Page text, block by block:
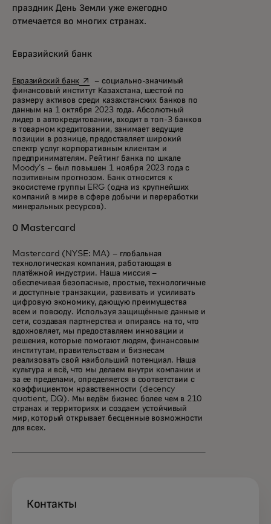
праздник День Земли уже ежегодно
отмечается во многих странах.
Евразийский банк
Евразийский банкopens in a new tab
– социально-значимый
финансовый институт Казахстана, шестой по
размеру активов среди казахстанских банков по
данным на 1 октября 2023 года. Абсолютный
лидер в автокредитовании, входит в топ-3 банков
в товарном кредитовании, занимает ведущие
позиции в рознице, предоставляет широкий
спектр услуг корпоративным клиентам и
предпринимателям. Рейтинг банка по шкале
Moody’s – был повышен 1 ноября 2023 года с
позитивным прогнозом. Банк относится к
экосистеме группы ERG (одна из крупнейших
компаний в мире в сфере добычи и переработки
минеральных ресурсов).
О Mastercard
Mastercard (NYSE: MA) – глобальная
технологическая компания, работающая в
платёжной индустрии. Наша миссия –
обеспечивая безопасные, простые, технологичные
и доступные транзакции, развивать и усиливать
цифровую экономику, дающую преимущества
всем и повсюду. Используя защищённые данные и
сети, создавая партнерства и опираясь на то, что
вдохновляет, мы предоставляем инновации и
решения, которые помогают людям, финансовым
институтам, правительствам и бизнесам
реализовать свой наибольший потенциал. Наша
культура и всё, что мы делаем внутри компании и
за ее пределами, определяется в соответствии с
коэффициентом нравственности (decency
quotient, DQ). Мы ведём бизнес более чем в 210
странах и территориях и создаем устойчивый
мир, который открывает бесценные возможности
для всех.
Контакты